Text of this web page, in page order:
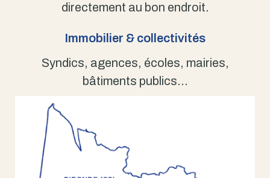
directement au bon endroit.
Immobilier & collectivités
Syndics, agences, écoles, mairies,
bâtiments publics…